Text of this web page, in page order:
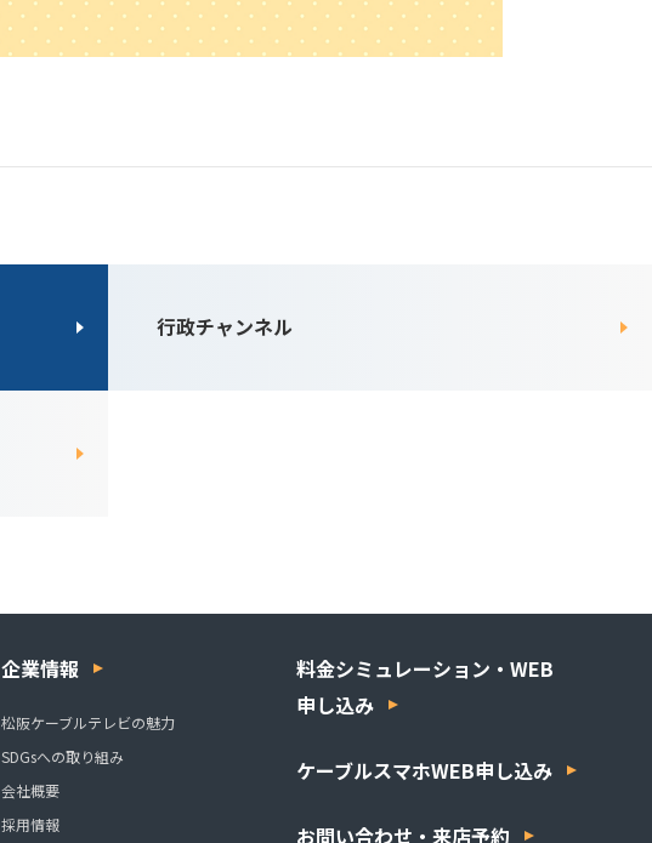
行政チャンネル
企業情報
松阪ケーブルテレビの魅力
SDGsへの取り組み
会社概要
採用情報
料金シミュレーション・WEB
申し込み
ケーブルスマホWEB申し込み
お問い合わせ・来店予約